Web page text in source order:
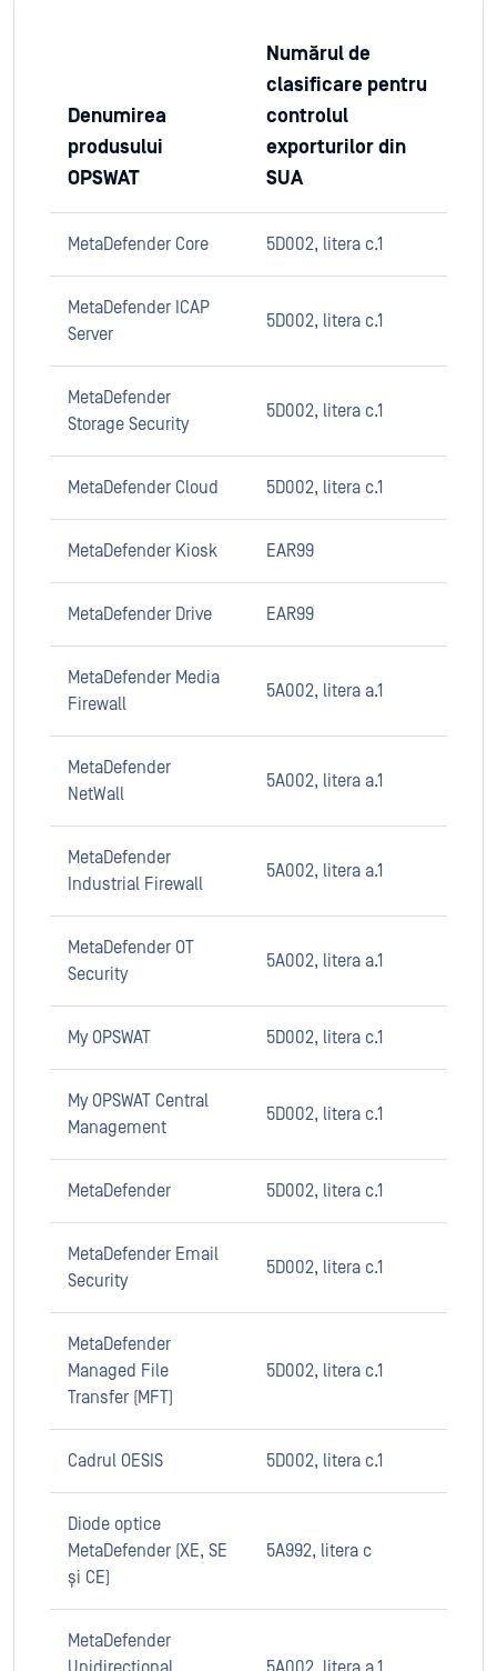
Denumirea
produsului
OPSWAT
Numărul de
clasificare pentru
controlul
exporturilor din
SUA
MetaDefender Core 5D002, litera c.1
MetaDefender ICAP
Server
5D002, litera c.1
MetaDefender
Storage Security
5D002, litera c.1
MetaDefender Cloud 5D002, litera c.1
MetaDefender Kiosk EAR99
MetaDefender Drive EAR99
MetaDefender Media
Firewall
5A002, litera a.1
MetaDefender
NetWall
5A002, litera a.1
MetaDefender
Industrial Firewall
5A002, litera a.1
MetaDefender OT
Security
5A002, litera a.1
My OPSWAT 5D002, litera c.1
My OPSWAT Central
Management
5D002, litera c.1
MetaDefender 5D002, litera c.1
MetaDefender Email
Security
5D002, litera c.1
MetaDefender
Managed File
Transfer (MFT)
5D002, litera c.1
Cadrul OESIS 5D002, litera c.1
Diode optice
MetaDefender (XE, SE
și CE)
5A992, litera c
MetaDefender